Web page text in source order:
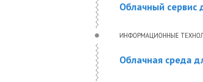
Облачный сервис
ИНФОРМАЦИОННЫЕ
Облачная среда